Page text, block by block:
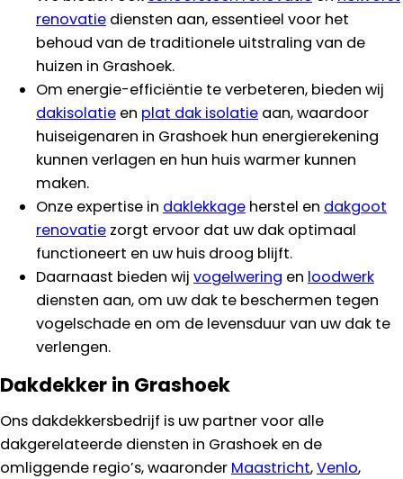
renovatie diensten aan, essentieel voor het
behoud van de traditionele uitstraling van de
huizen in Grashoek.
Om energie-efficiëntie te verbeteren, bieden wij
dakisolatie en plat dak isolatie aan, waardoor
huiseigenaren in Grashoek hun energierekening
kunnen verlagen en hun huis warmer kunnen
maken.
Onze expertise in daklekkage herstel en dakgoot
renovatie zorgt ervoor dat uw dak optimaal
functioneert en uw huis droog blijft.
Daarnaast bieden wij vogelwering en loodwerk
diensten aan, om uw dak te beschermen tegen
vogelschade en om de levensduur van uw dak te
verlengen.
Dakdekker in Grashoek
Ons dakdekkersbedrijf is uw partner voor alle
dakgerelateerde diensten in Grashoek en de
omliggende regio’s, waaronder Maastricht,Venlo,